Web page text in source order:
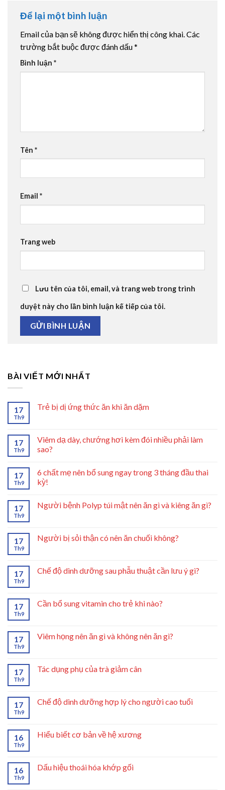
Để lại một bình luận
Email của bạn sẽ không được hiển thị công khai.Các
trường bắt buộc được đánh dấu*
Bình luận *
Tên *
Email *
Trang web
Lưu tên của tôi, email, và trang web trong trình
duyệt này cho lần bình luận kế tiếp của tôi.
BÀI VIẾT MỚI NHẤT
17
Th9
Trẻ bị dị ứng thức ăn khi ăn dặm
17
Th9
Viêm dạ dày, chướng hơi kèm đói nhiều phải làm
sao?
17
Th9
6 chất mẹ nên bổ sung ngay trong 3 tháng đầu thai
kỳ!
17
Th9
Người bệnh Polyp túi mật nên ăn gì và kiêng ăn gì?
17
Th9
Người bị sỏi thận có nên ăn chuối không?
17
Th9
Chế độ dinh dưỡng sau phẫu thuật cần lưu ý gì?
17
Th9
Cần bổ sung vitamin cho trẻ khi nào?
17
Th9
Viêm họng nên ăn gì và không nên ăn gì?
17
Th9
Tác dụng phụ của trà giảm cân
17
Th9
Chế độ dinh dưỡng hợp lý cho người cao tuổi
16
Th9
Hiểu biết cơ bản về hệ xương
16
Th9
Dấu hiệu thoái hóa khớp gối